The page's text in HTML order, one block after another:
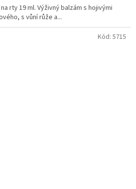
rty 19 ml. Výživný balzám s hojivými
s vůní růže a...
Kód: 5715